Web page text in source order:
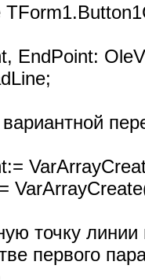
EndPoint:
точку линии
первого